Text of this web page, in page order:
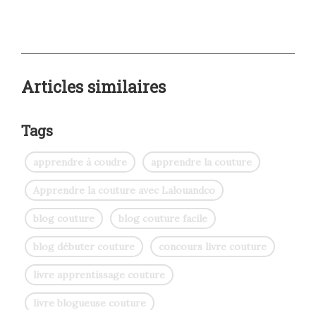
Articles similaires
Tags
apprendre à coudre apprendre la couture
Apprendre la couture avec Lalouandco
blog couture blog couture facile
blog débuter couture concours livre couture
livre apprentissage couture
livre blogueuse couture